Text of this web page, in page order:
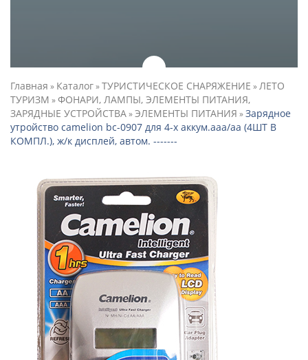
Главная » Каталог»ТУРИСТИЧЕСКОЕ СНАРЯЖЕНИЕ »ЛЕТО
ТУРИЗМ »ФОНАРИ, ЛАМПЫ, ЭЛЕМЕНТЫ ПИТАНИЯ,
ЗАРЯДНЫЕ УСТРОЙСТВА»ЭЛЕМЕНТЫ ПИТАНИЯ »Зарядное
утройство camelion bc-0907 для 4-х аккум.aaa/aa (4ШТ В
КОМПЛ.), ж/к дисплей, автом. -------